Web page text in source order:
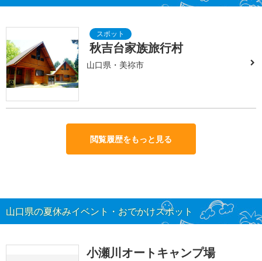
秋吉台家族旅行村
山口県・美祢市
閲覧履歴をもっと見る
山口県の夏休みイベント・おでかけスポット
小瀬川オートキャンプ場